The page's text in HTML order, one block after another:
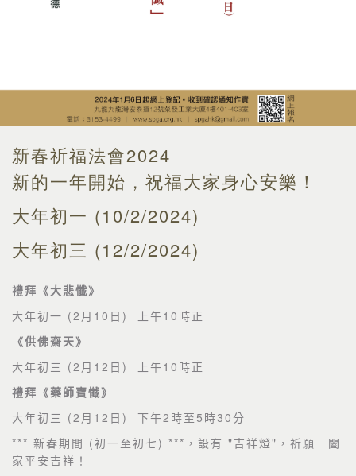
新春祈福法會2024
新的一年開始，祝福大家身心安樂！
大年初一 (10/2/2024)
大年初三 (12/2/2024)
禮拜《大悲懺》
大年初一 (2 月 10 日 ) 上午 10 時正
《供佛齋天》
大年初三 (2 月 12 日 ) 上午 10 時正
禮拜《藥師寶懺》
大年初三 (2 月 12 日 ) 下午2 時至 5 時30 分
*** 新春期間 ( 初一至初七 ) *** ，設有 " 吉祥燈" ，祈願 闔
家平安吉祥！